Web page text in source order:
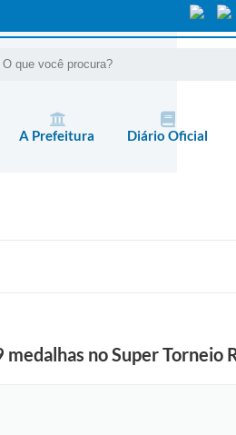
A Prefeitura Diário Oficial
no Super Torneio